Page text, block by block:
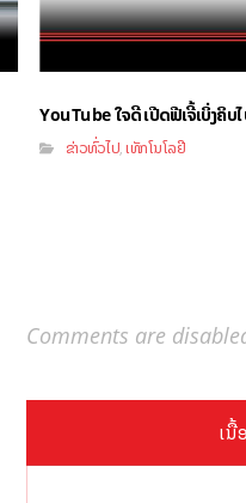
YouTube ໃຈດີ ເປີດຟີເຈີ້ເບິ່ງຄິ
ຂ່າວທົ່ວໄປ ,ເທັກໂນໂລຢີ
Comments are
ເນື້